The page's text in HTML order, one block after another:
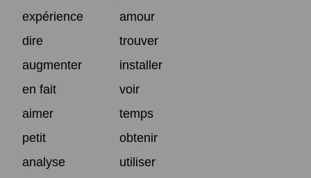
expérience
amour
dire
trouver
augmenter
installer
en fait
voir
aimer
temps
petit
obtenir
analyse
utiliser